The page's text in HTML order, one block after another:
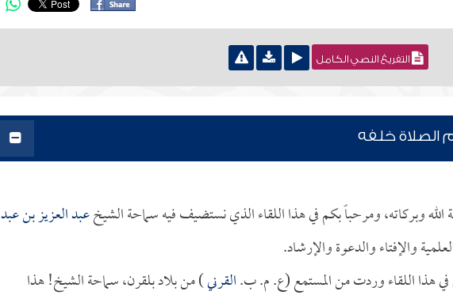
التفريغ النصي الكامل
الصلاة خلفه
الله وبركاته، ومرحباً بكم في هذا اللقاء الذي نستضيف فيه سماحة الشيخعبد العزيز بن عبد
والإفتاء والدعوة والإرشاد.
في هذا اللقاء وردت من المستمع (ع. م. ب.القرني) من بلاد بلقرن، سماحة الشيخ! هذا